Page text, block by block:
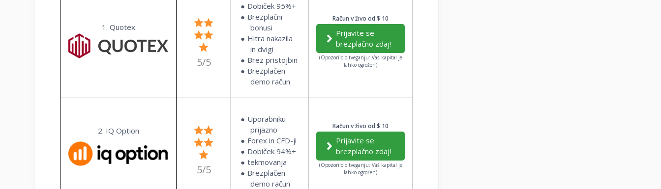
1. Quotex
5/5
Dobiček 95%+
Brezplačni
bonusi
Hitra nakazila
in dvigi
Brez pristojbin
Brezplačen
demo račun
Račun v živo od $ 10
Prijavite se
brezplačno zdaj!
(Opozorilo o tveganju: Vaš kapital je
lahko ogrožen)
2. IQ Option
5/5
Uporabniku
prijazno
Forex in CFD-ji
Dobiček 94%+
tekmovanja
Brezplačen
demo račun
Račun v živo od $ 10
Prijavite se
brezplačno zdaj!
(Opozorilo o tveganju: Vaš kapital je
lahko ogrožen)